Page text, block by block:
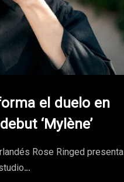
el duelo en
‘Mylène’
Rose Ringed presenta